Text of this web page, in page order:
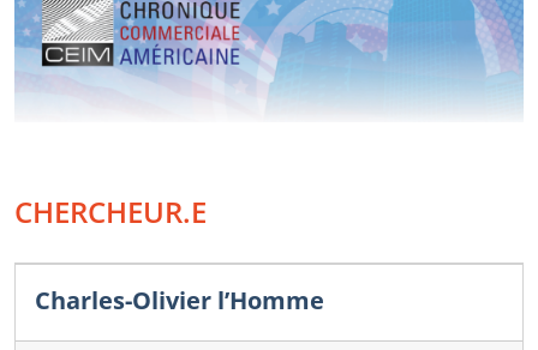
CHERCHEUR.E
Charles-Olivier l’Homme